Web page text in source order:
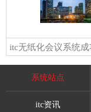
系统站点
itc资讯